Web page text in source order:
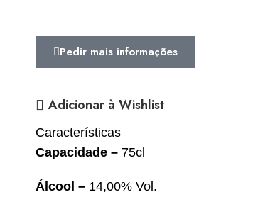
Pedir mais informações
Adicionar à Wishlist
Características
Capacidade – 75cl
Álcool – 14,00% Vol.